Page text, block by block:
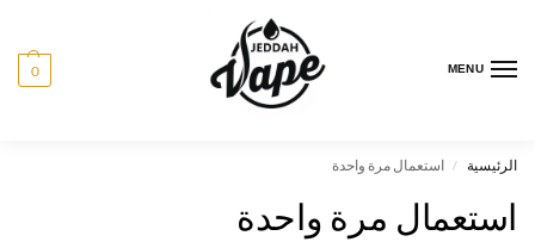
MENU
0
الرئيسية / استعمال مرة واحدة
استعمال مرة واحدة